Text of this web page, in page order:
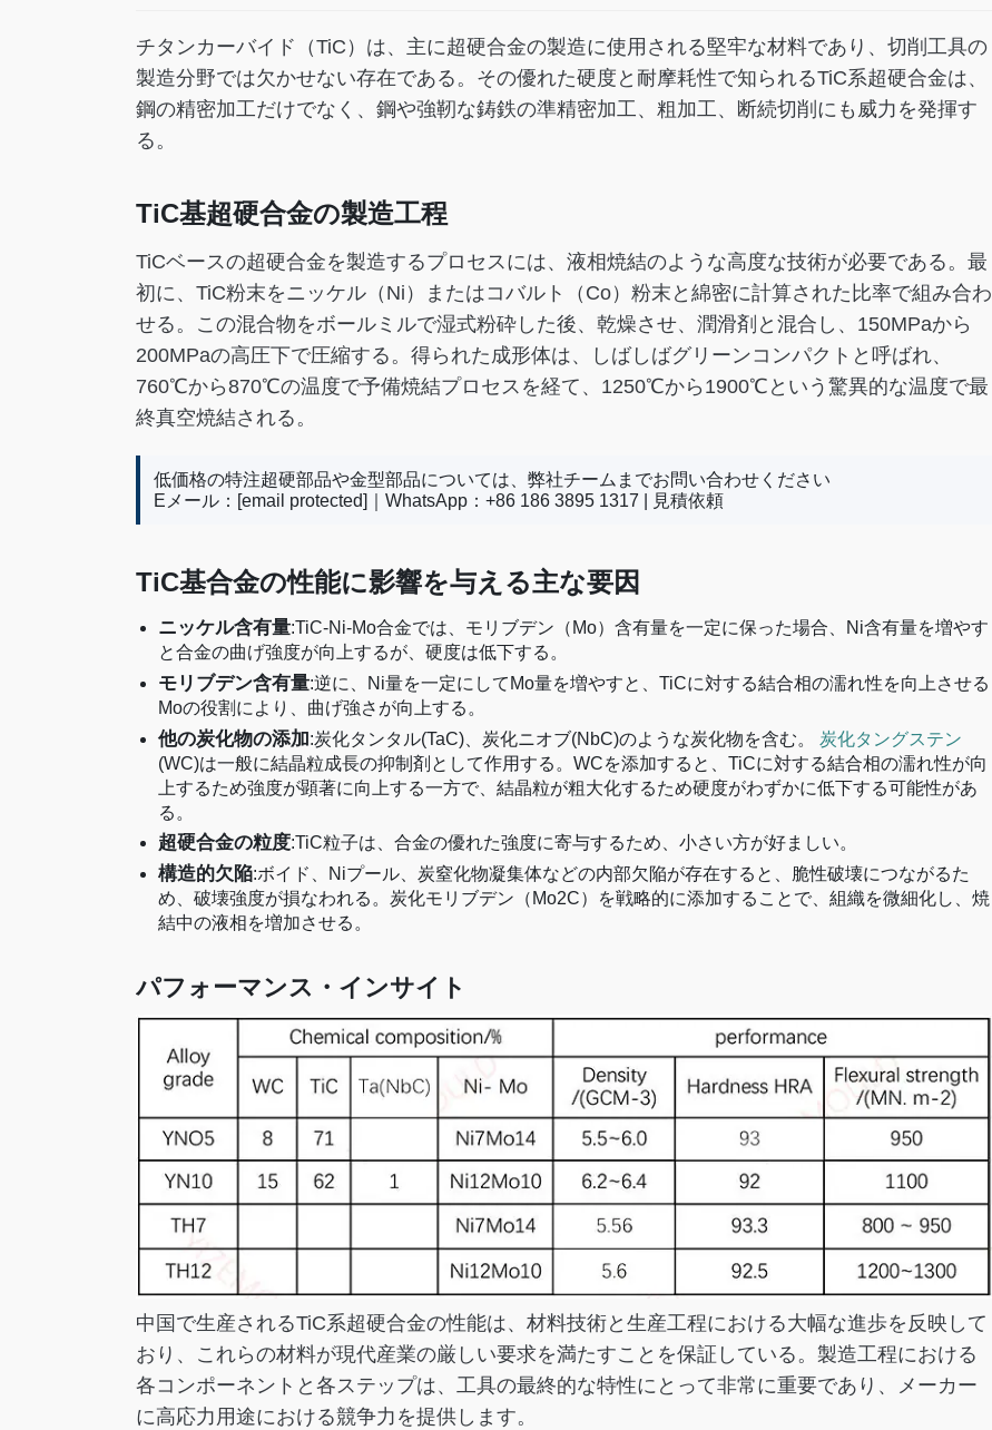
チタンカーバイド（TiC）は、主に超硬合金の製造に使用される堅牢な材料であり、切削工具の
製造分野では欠かせない存在である。その優れた硬度と耐摩耗性で知られるTiC系超硬合金は、
鋼の精密加工だけでなく、鋼や強靭な鋳鉄の準精密加工、粗加工、断続切削にも威力を発揮す
る。
TiC基超硬合金の製造工程
TiCベースの超硬合金を製造するプロセスには、液相焼結のような高度な技術が必要である。最
初に、TiC粉末をニッケル（Ni）またはコバルト（Co）粉末と綿密に計算された比率で組み合わ
せる。この混合物をボールミルで湿式粉砕した後、乾燥させ、潤滑剤と混合し、150MPaから
200MPaの高圧下で圧縮する。得られた成形体は、しばしばグリーンコンパクトと呼ばれ、
760℃から870℃の温度で予備焼結プロセスを経て、1250℃から1900℃という驚異的な温度で最
終真空焼結される。
低価格の特注超硬部品や金型部品については、弊社チームまでお問い合わせください
Eメール： [email protected] ｜WhatsApp：+86 186 3895 1317 | 見積依頼
TiC基合金の性能に影響を与える主な要因
ニッケル含有量:TiC-Ni-Mo合金では、モリブデン（Mo）含有量を一定に保った場合、Ni含有量を増やす
と合金の曲げ強度が向上するが、硬度は低下する。
モリブデン含有量:逆に、Ni量を一定にしてMo量を増やすと、TiCに対する結合相の濡れ性を向上させる
Moの役割により、曲げ強さが向上する。
他の炭化物の添加:炭化タンタル(TaC)、炭化ニオブ(NbC)のような炭化物を含む。 炭化タングステン
(WC)は一般に結晶粒成長の抑制剤として作用する。WCを添加すると、TiCに対する結合相の濡れ性が向
上するため強度が顕著に向上する一方で、結晶粒が粗大化するため硬度がわずかに低下する可能性があ
る。
超硬合金の粒度:TiC粒子は、合金の優れた強度に寄与するため、小さい方が好ましい。
構造的欠陥:ボイド、Niプール、炭窒化物凝集体などの内部欠陥が存在すると、脆性破壊につながるた
め、破壊強度が損なわれる。炭化モリブデン（Mo2C）を戦略的に添加することで、組織を微細化し、焼
結中の液相を増加させる。
パフォーマンス・インサイト
中国で生産されるTiC系超硬合金の性能は、材料技術と生産工程における大幅な進歩を反映して
おり、これらの材料が現代産業の厳しい要求を満たすことを保証している。製造工程における
各コンポーネントと各ステップは、工具の最終的な特性にとって非常に重要であり、メーカー
に高応力用途における競争力を提供します。